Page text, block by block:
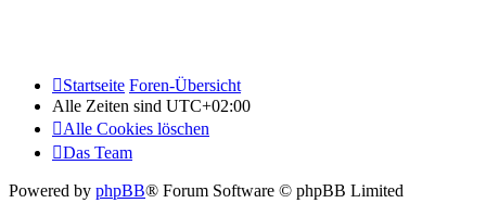
Startseite Foren-Übersicht
Alle Zeiten sind UTC+02:00
Alle Cookies löschen
Das Team
Powered by phpBB® Forum Software © phpBB Limited